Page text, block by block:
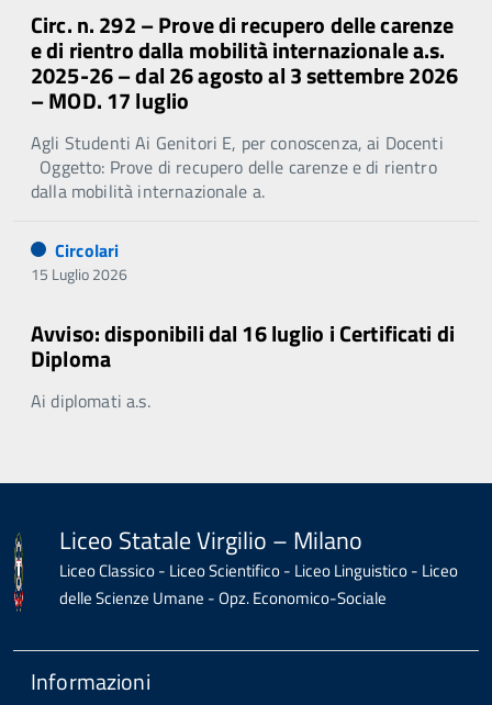
Circ. n. 292 – Prove di recupero delle carenze
e di rientro dalla mobilità internazionale a.s.
2025-26 – dal 26 agosto al 3 settembre 2026
– MOD. 17 luglio
Agli Studenti Ai Genitori E, per conoscenza, ai Docenti
Oggetto: Prove di recupero delle carenze e di rientro
dalla mobilità internazionale a.
Circolari
15 Luglio 2026
Avviso: disponibili dal 16 luglio i Certificati di
Diploma
Ai diplomati a.s.
Liceo Statale Virgilio – Milano
Liceo Classico - Liceo Scientifico - Liceo Linguistico - Liceo
delle Scienze Umane - Opz. Economico-Sociale
Informazioni